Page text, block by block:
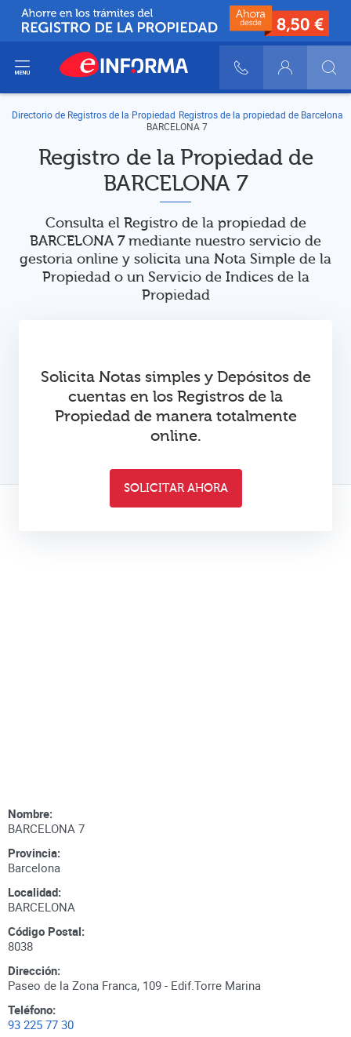
900 10 30 20
Login
del menú
Directorio de Registros de la Propiedad Registros de la propiedad de Barcelona
BARCELONA 7
Registro de la Propiedad de
BARCELONA 7
Consulta el Registro de la propiedad de
BARCELONA 7 mediante nuestro servicio de
gestoria online y solicita una Nota Simple de la
Propiedad o un Servicio de Indices de la
Propiedad
Solicita Notas simples y Depósitos de
cuentas en los Registros de la
Propiedad de manera totalmente
online.
SOLICITAR AHORA
Nombre:
BARCELONA 7
Provincia:
Barcelona
Localidad:
BARCELONA
Código Postal:
8038
Dirección:
Paseo de la Zona Franca, 109 - Edif.Torre Marina
Teléfono:
93 225 77 30